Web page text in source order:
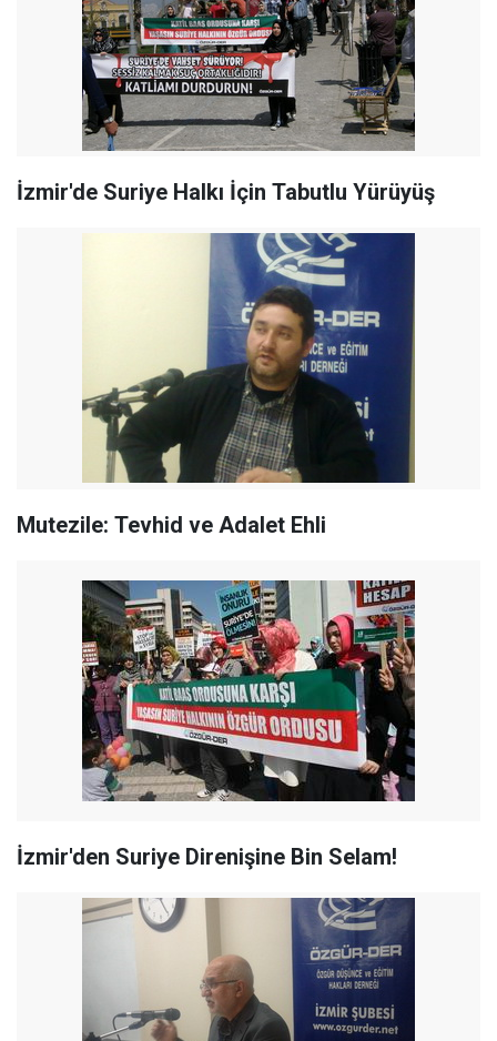
İzmir'de Suriye Halkı İçin Tabutlu Yürüyüş
Mutezile: Tevhid ve Adalet Ehli
İzmir'den Suriye Direnişine Bin Selam!